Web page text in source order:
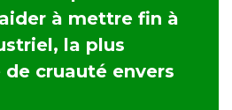
à mettre fin à
la plus
de cruauté envers